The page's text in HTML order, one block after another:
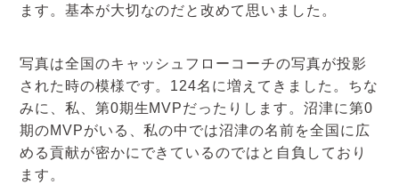
ます。基本が大切なのだと改めて思いました。
写真は全国のキャッシュフローコーチの写真が投影
された時の模様です。124名に増えてきました。ちな
みに、私、第0期生MVPだったりします。沼津に第0
期のMVPがいる、私の中では沼津の名前を全国に広
める貢献が密かにできているのではと自負しており
ます。